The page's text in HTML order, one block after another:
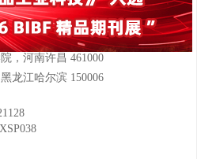
2, 张欣妍 , 陈佳慧 ,
，河南许昌 461000
龙江哈尔滨 150006